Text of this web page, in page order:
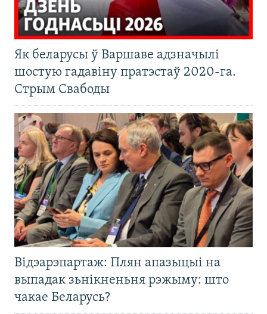
Як беларусы ў Варшаве адзначылі
шостую гадавіну пратэстаў 2020-га.
Стрым Свабоды
Відэарэпартаж: Плян апазыцыі на
выпадак зьнікненьня рэжыму: што
чакае Беларусь?